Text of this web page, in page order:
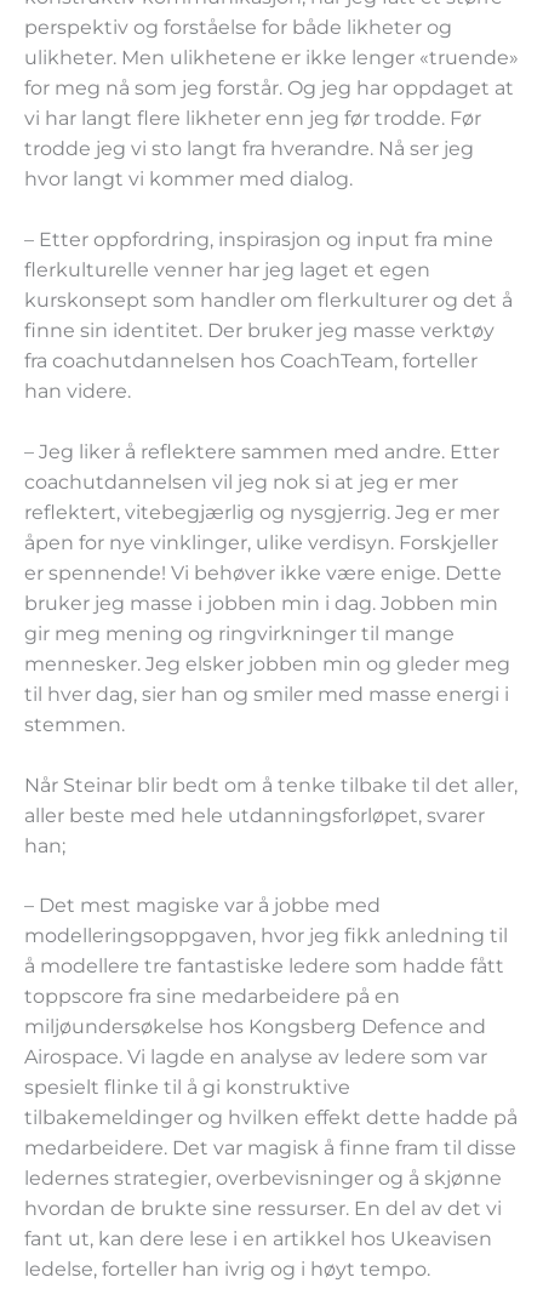
perspektiv og forståelse for både likheter og
ulikheter. Men ulikhetene er ikke lenger «truende»
for meg nå som jeg forstår. Og jeg har oppdaget at
vi har langt flere likheter enn jeg før trodde. Før
trodde jeg vi sto langt fra hverandre. Nå ser jeg
hvor langt vi kommer med dialog.
– Etter oppfordring, inspirasjon og input fra mine
flerkulturelle venner har jeg laget et egen
kurskonsept som handler om flerkulturer og det å
finne sin identitet. Der bruker jeg masse verktøy
fra coachutdannelsen hos CoachTeam, forteller
han videre.
– Jeg liker å reflektere sammen med andre. Etter
coachutdannelsen vil jeg nok si at jeg er mer
reflektert, vitebegjærlig og nysgjerrig. Jeg er mer
åpen for nye vinklinger, ulike verdisyn. Forskjeller
er spennende! Vi behøver ikke være enige. Dette
bruker jeg masse i jobben min i dag. Jobben min
gir meg mening og ringvirkninger til mange
mennesker. Jeg elsker jobben min og gleder meg
til hver dag, sier han og smiler med masse energi i
stemmen.
Når Steinar blir bedt om å tenke tilbake til det aller,
aller beste med hele utdanningsforløpet, svarer
han;
– Det mest magiske var å jobbe med
modelleringsoppgaven, hvor jeg fikk anledning til
å modellere tre fantastiske ledere som hadde fått
toppscore fra sine medarbeidere på en
miljøundersøkelse hos Kongsberg Defence and
Airospace. Vi lagde en analyse av ledere som var
spesielt flinke til å gi konstruktive
tilbakemeldinger og hvilken effekt dette hadde på
medarbeidere. Det var magisk å finne fram til disse
ledernes strategier, overbevisninger og å skjønne
hvordan de brukte sine ressurser. En del av det vi
fant ut, kan dere lese i en artikkel hos Ukeavisen
ledelse, forteller han ivrig og i høyt tempo.